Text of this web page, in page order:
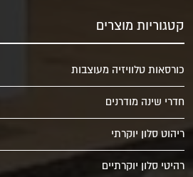
קטגוריות מוצרים
כורסאות טלוויזיה מעוצבות
חדרי שינה מודרנים
ריהוט סלון יוקרתי
רהיטי סלון יוקרתיים